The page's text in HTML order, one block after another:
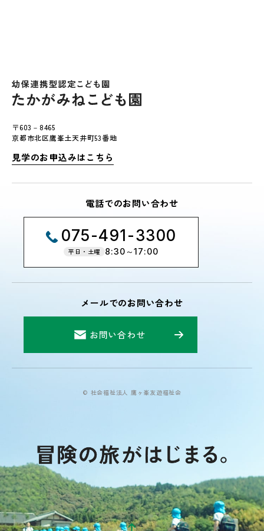
〒603－8465
京都市北区鷹峯土天井町53番地
見学のお申込みはこちら
電話でのお問い合わせ
075-491-3300
平日・土曜 8:30～17:00
メールでのお問い合わせ
お問い合わせ
© 社会福祉法人 鷹ヶ峯友遊福祉会